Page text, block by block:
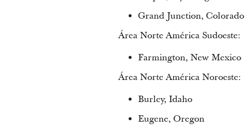
Grand Junction, Colorado
Área Norte América Sudoeste:
Farmington, New Mexico
Área Norte América Noroeste:
Burley, Idaho
Eugene, Oregon